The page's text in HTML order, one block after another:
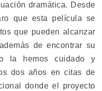
dramática. Desde
que esta película se
que pueden alcanzar
de encontrar su
la hemos cuidado y
dos años en citas de
donde el proyecto